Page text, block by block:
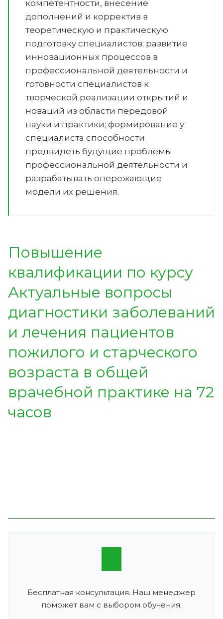
компетентности, внесение
дополнений и корректив в
теоретическую и практическую
подготовку специалистов; развитие
инновационных процессов в
профессиональной деятельности и
готовности специалистов к
творческой реализации открытий и
новаций из области передовой
науки и практики; формирование у
специалиста способности
предвидеть будущие проблемы
профессиональной деятельности и
разрабатывать опережающие
модели их решения.
Повышение
квалификации по курсу
Актуальные вопросы
диагностики заболеваний
и лечения пациентов
пожилого и старческого
возраста в общей
врачебной практике на 72
часов
Бесплатная консультация. Наш менеджер
поможет вам с выбором обучения.